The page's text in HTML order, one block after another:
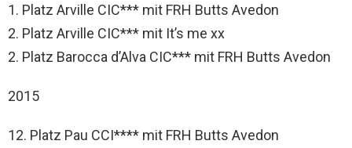
1. Platz Arville CIC*** mit FRH Butts Avedon
2. Platz Arville CIC*** mit It’s me xx
2. Platz Barocca d’Alva CIC*** mit FRH Butts Avedon
2015
12. Platz Pau CCI**** mit FRH Butts Avedon